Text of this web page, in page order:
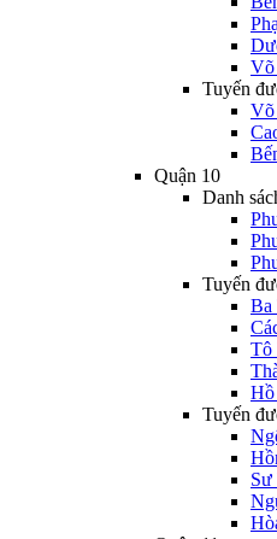
Võ
Tuyến
Võ
Quận 10
Danh
Tuyến
Ba
Tô
Tuyến
Sư